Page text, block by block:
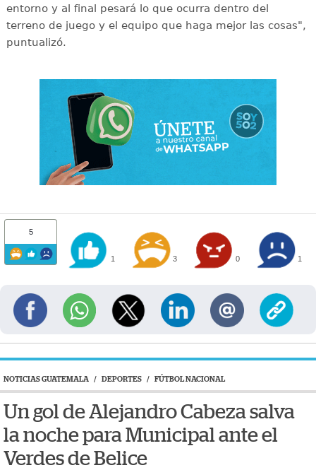
entorno y al final pesará lo que ocurra dentro del
terreno de juego y el equipo que haga mejor las cosas",
puntualizó.
5
1 3 0 1
NOTICIAS GUATEMALA / DEPORTES / FÚTBOL NACIONAL
Un gol de Alejandro Cabeza salva
la noche para Municipal ante el
Verdes de Belice